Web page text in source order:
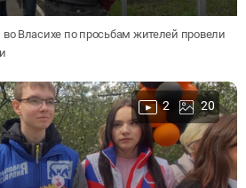
Власихе по просьбам жителей провели
2 20